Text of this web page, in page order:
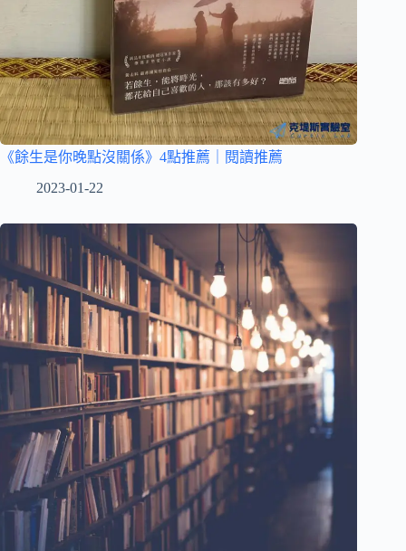
《餘生是你晚點沒關係》4點推薦｜閱讀推薦
2023-01-22